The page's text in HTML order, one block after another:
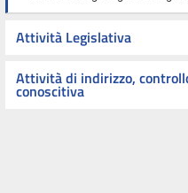
Attività Legislativa
Attività di indirizzo,
conoscitiva